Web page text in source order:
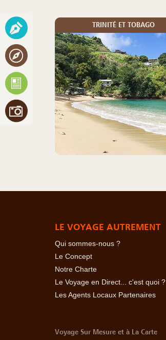
TRINITÉ ET TOBAGO
LE VOYAGE AUTREMENT
Qui sommes-nous ?
Le Concept
Notre Charte
Le Voyage en Direct... c'est quoi ?
Les Agents Locaux Partenaires
Voyage Sur Mesure et à La Carte